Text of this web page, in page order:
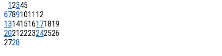
12345
67891011 12
13141516171819
20212223242526
2728